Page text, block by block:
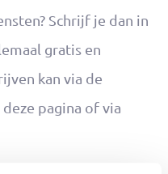
Schrijf je dan in
gratis en
kan via de
pagina of via